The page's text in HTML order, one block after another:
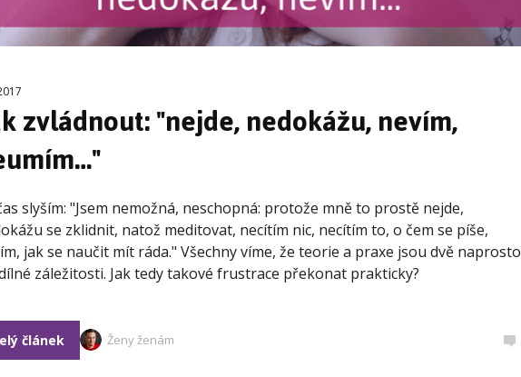
zvládnout: "nejde, nedokážu, nevím,
slyším: "Jsem nemožná, neschopná: protože mně to prostě nejde,
se zklidnit, natož meditovat, necítím nic, necítím to, o čem se píše,
jak se naučit mít ráda." Všechny víme, že teorie a praxe jsou dvě naprosto
záležitosti. Jak tedy takové frustrace překonat prakticky?
článek Ženy ženám